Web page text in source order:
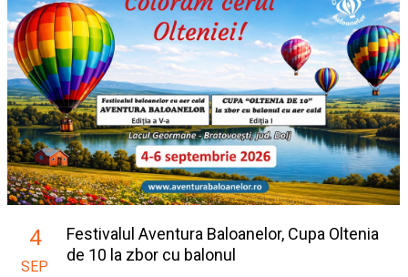
4
SEP
Festivalul Aventura Baloanelor, Cupa Oltenia
de 10 la zbor cu balonul